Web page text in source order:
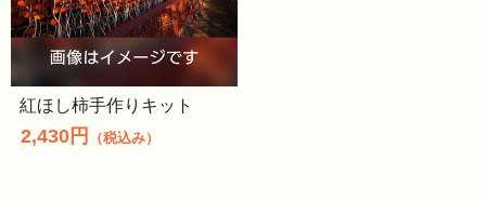
紅ほし柿手作りキット
2,430円 （税込み）